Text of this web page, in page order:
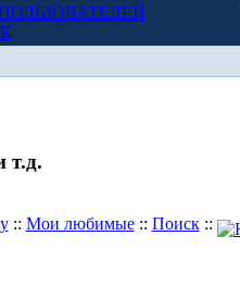
т.д.
:: Мои любимые:: Поиск::